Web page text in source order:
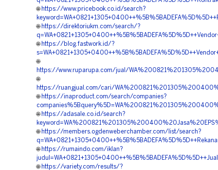
🌐 https://www.pricebook.co.id/search?
🌐 https://direktoriukm.com/search/?
🌐 https://blog.fastwork.id/?
🌐
https://www.ruparupa.com/jual/
🌐
https://ruangjual.com/cari/
🌐 https://inaproduct.com/search/companies?
🌐 https://adasale.co.id/search?
🌐 https://members.ogdenweberchamber.com/list/search?
🌐 https://rumaindo.com/iklan?
🌐 https://variety.com/results/?